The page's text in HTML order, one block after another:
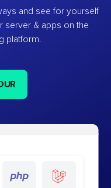
and see for yourself
server & apps on the
platform.